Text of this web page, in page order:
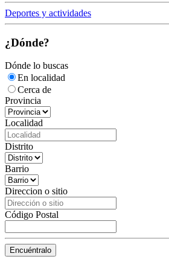
Deportes y actividades
¿Dónde?
Dónde lo buscas
En localidad
Cerca de
Provincia
Localidad
Distrito
Barrio
Direccion o sitio
Código Postal
Encuéntralo